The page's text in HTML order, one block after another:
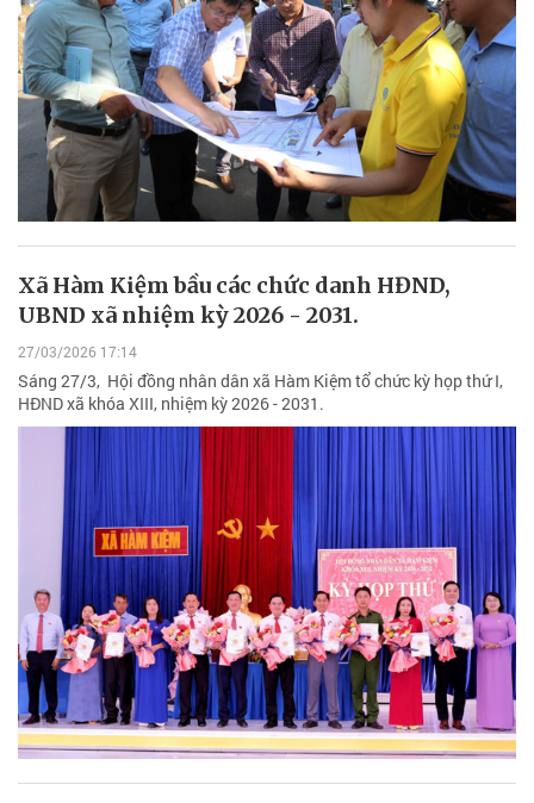
Xã Hàm Kiệm bầu các chức danh HĐND,
UBND xã nhiệm kỳ 2026 - 2031.
27/03/2026 17:14
Sáng 27/3, Hội đồng nhân dân xã Hàm Kiệm tổ chức kỳ họp thứ I,
HĐND xã khóa XIII, nhiệm kỳ 2026 - 2031.